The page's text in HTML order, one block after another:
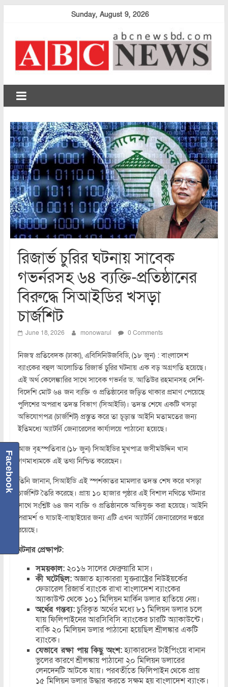
Sunday, August 9, 2026
abcnewsbd
রিজার্ভ চুরির ঘটনায় সাবেক
গভর্নরসহ ৬৪ ব্যক্তি-প্রতিষ্ঠানের
বিরুদ্ধে সিআইডির খসড়া
চার্জশিট
June 18, 2026 monowarul 0 Comments
নিজস্ব প্রতিবেদক (ঢাকা), এবিসিনিউজবিডি, (১৮ জুন) : বাংলাদেশ
ব্যাংকের বহুল আলোচিত রিজার্ভ চুরির ঘটনায় এক বড় অগ্রগতি হয়েছে।
এই অর্থ কেলেঙ্কারির সাথে সাবেক গভর্নর ড. আতিউর রহমানসহ দেশি-
বিদেশি মোট ৬৪ জন ব্যক্তি ও প্রতিষ্ঠানের জড়িত থাকার প্রমাণ পেয়েছে
পুলিশের অপরাধ তদন্ত বিভাগ (সিআইডি)। তদন্ত শেষে একটি খসড়া
অভিযোগপত্র (চার্জশিট) প্রস্তুত করে তা চূড়ান্ত আইনি মতামতের জন্য
ইতিমধ্যে অ্যাটর্নি জেনারেলের কার্যালয়ে পাঠানো হয়েছে।
আজ বৃহস্পতিবার (১৮ জুন) সিআইডির মুখপাত্র জসীমউদ্দিন খান
গণমাধ্যমকে এই তথ্য নিশ্চিত করেছেন।
তিনি জানান, সিআইডি এই স্পর্শকাতর মামলার তদন্ত শেষ করে খসড়া
চার্জশিট তৈরি করেছে। প্রায় ১০ হাজার পৃষ্ঠার এই বিশাল নথিতে ঘটনার
সাথে সংশ্লিষ্ট ৬৪ জন ব্যক্তি ও প্রতিষ্ঠানকে অভিযুক্ত করা হয়েছে। আইনি
পরামর্শ ও যাচাই-বাছাইয়ের জন্য এটি এখন অ্যাটর্নি জেনারেলের দপ্তরে
রয়েছে।
ঘটনার প্রেক্ষাপট:
সময়কাল:২০১৬ সালের ফেব্রুয়ারি মাস।
কী ঘটেছিল:অজ্ঞাত হ্যাকাররা যুক্তরাষ্ট্রের নিউইয়র্কের
ফেডারেল রিজার্ভ ব্যাংকে রাখা বাংলাদেশ ব্যাংকের
অ্যাকাউন্ট থেকে ১০১ মিলিয়ন মার্কিন ডলার হাতিয়ে নেয়।
অর্থের গন্তব্য:চুরিকৃত অর্থের মধ্যে ৮১ মিলিয়ন ডলার চলে
যায় ফিলিপাইনের আরসিবিসি ব্যাংকের চারটি অ্যাকাউন্টে।
বাকি ২০ মিলিয়ন ডলার পাঠানো হয়েছিল শ্রীলঙ্কার একটি
ব্যাংকে।
যেভাবে রক্ষা পায় কিছু অংশ:হ্যাকারদের টাইপিংয়ে বানান
ভুলের কারণে শ্রীলঙ্কায় পাঠানো ২০ মিলিয়ন ডলারের
লেনদেনটি আটকে যায়। পরবর্তীতে ফিলিপাইন থেকে প্রায়
১৫ মিলিয়ন ডলার উদ্ধার করতে সক্ষম হয় বাংলাদেশ ব্যাংক।
Facebook